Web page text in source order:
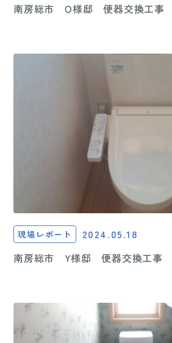
南房総市 O様邸 便器交換工事
現場レポート 2024.05.18
南房総市 Y様邸 便器交換工事